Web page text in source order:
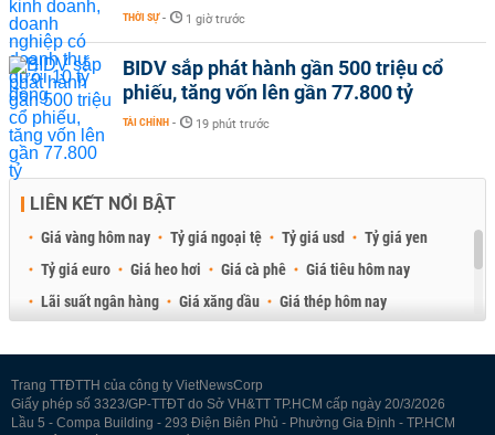
THỜI SỰ - 1 giờ trước
BIDV sắp phát hành gần 500 triệu cổ
phiếu, tăng vốn lên gần 77.800 tỷ
TÀI CHÍNH - 19 phút trước
LIÊN KẾT NỔI BẬT
Giá vàng hôm nay Tỷ giá ngoại tệ Tỷ giá usd
Tỷ giá yen
Tỷ giá euro
Giá heo hơi Giá cà phê
Giá tiêu hôm nay
Lãi suất ngân hàng
Giá xăng dầu
Giá thép hôm nay
Trang TTĐTTH của công ty VietNewsCorp
Giấy phép số 3323/GP-TTĐT do Sở VH&TT TP.HCM cấp ngày 20/3/2026
Lầu 5 - Compa Building - 293 Điện Biên Phủ - Phường Gia Định - TP.HCM